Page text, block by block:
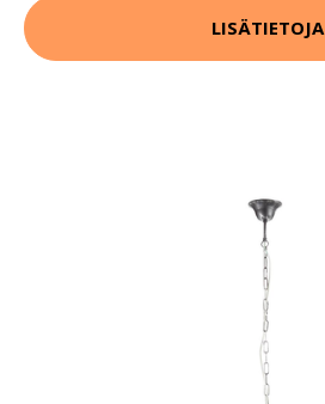
LISÄTIETOJA